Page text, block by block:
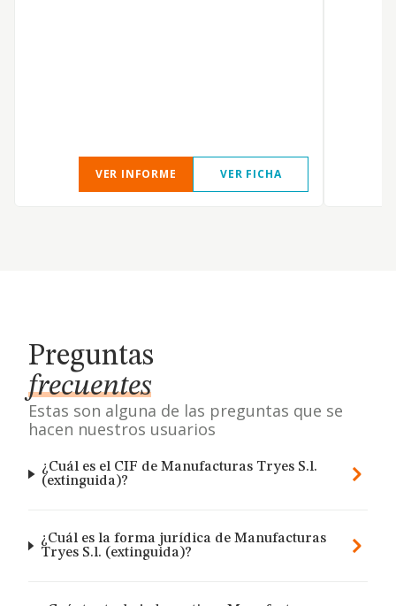
VER INFORME VER FICHA
Preguntas
frecuentes
Estas son alguna de las preguntas que se
hacen nuestros usuarios
¿Cuál es el CIF de Manufacturas Tryes S.l.
(extinguida)?
¿Cuál es la forma jurídica de Manufacturas
Tryes S.l. (extinguida)?